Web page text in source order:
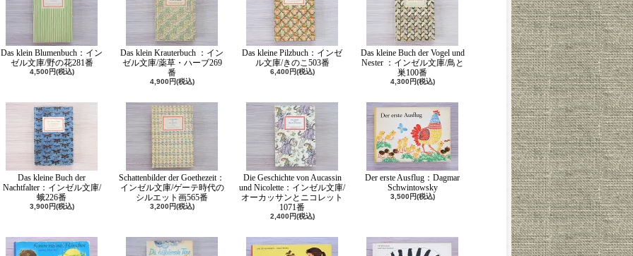
Das klein Blumenbuch：イン
ゼル文庫/野の花281番
4,500円(税込)
Das klein Krauterbuch ：イン
ゼル文庫/薬草・ハーブ269
番
4,900円(税込)
Das kleine Pilzbuch：インゼ
ル文庫/きのこ503番
6,400円(税込)
Das kleine Buch der Vogel und
Nester ：インゼル文庫/鳥と
巣100番
4,300円(税込)
Das kleine Buch der
Nachtfalter：インゼル文庫/
蛾226番
3,900円(税込)
Schattenbilder der Goethezeit：
インゼル文庫/ゲーテ時代の
シルエット画565番
3,200円(税込)
Die Geschichte von Aucassin
und Nicolette：インゼル文庫/
オーカッサンとニコレット
1071番
2,400円(税込)
Der erste Ausflug：Dagmar
Schwintowsky
3,500円(税込)